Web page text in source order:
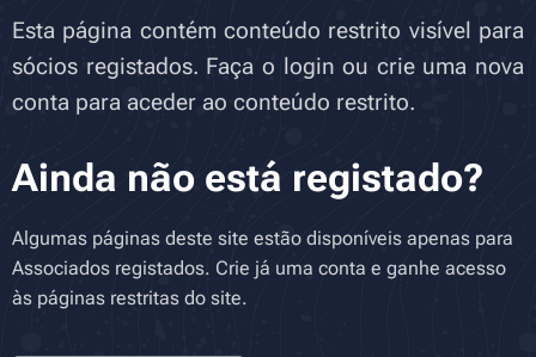
Esta página contém conteúdo restrito visível para
sócios registados. Faça o login ou crie uma nova
conta para aceder ao conteúdo restrito.
Ainda não está registado?
Algumas páginas deste site estão disponíveis apenas para
Associados registados. Crie já uma conta e ganhe acesso
às páginas restritas do site.